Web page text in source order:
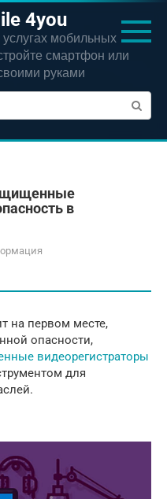
4you
услугах мобильных
смартфон или
руками
в
на первом месте,
опасности,
видеорегистраторы
для